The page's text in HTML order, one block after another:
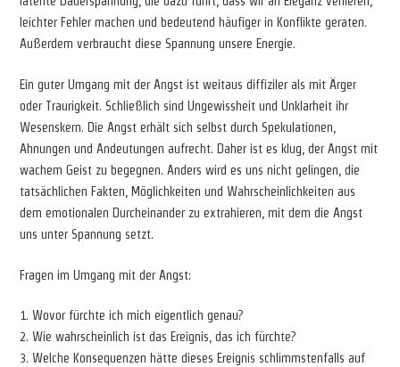
leichter Fehler machen und bedeutend häufiger in Konflikte geraten.
Außerdem verbraucht diese Spannung unsere Energie.
Ein guter Umgang mit der Angst ist weitaus diffiziler als mit Ärger
oder Traurigkeit. Schließlich sind Ungewissheit und Unklarheit ihr
Wesenskern. Die Angst erhält sich selbst durch Spekulationen,
Ahnungen und Andeutungen aufrecht. Daher ist es klug, der Angst mit
wachem Geist zu begegnen. Anders wird es uns nicht gelingen, die
tatsächlichen Fakten, Möglichkeiten und Wahrscheinlichkeiten aus
dem emotionalen Durcheinander zu extrahieren, mit dem die Angst
uns unter Spannung setzt.
Fragen im Umgang mit der Angst:
1. Wovor fürchte ich mich eigentlich genau?
2. Wie wahrscheinlich ist das Ereignis, das ich fürchte?
3. Welche Konsequenzen hätte dieses Ereignis schlimmstenfalls auf